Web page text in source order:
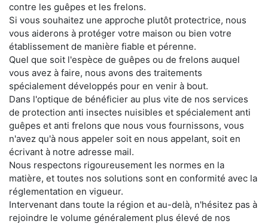
contre les guêpes et les frelons.
Si vous souhaitez une approche plutôt protectrice, nous
vous aiderons à protéger votre maison ou bien votre
établissement de manière fiable et pérenne.
Quel que soit l'espèce de guêpes ou de frelons auquel
vous avez à faire, nous avons des traitements
spécialement développés pour en venir à bout.
Dans l'optique de bénéficier au plus vite de nos services
de protection anti insectes nuisibles et spécialement anti
guêpes et anti frelons que nous vous fournissons, vous
n'avez qu'à nous appeler soit en nous appelant, soit en
écrivant à notre adresse mail.
Nous respectons rigoureusement les normes en la
matière, et toutes nos solutions sont en conformité avec la
réglementation en vigueur.
Intervenant dans toute la région et au-delà, n'hésitez pas à
rejoindre le volume généralement plus élevé de nos